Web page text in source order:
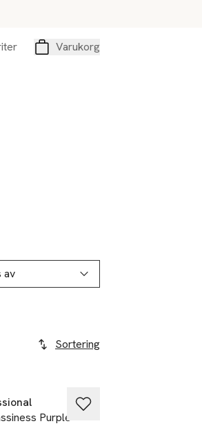
Varukorg
av
Sortering
Purple